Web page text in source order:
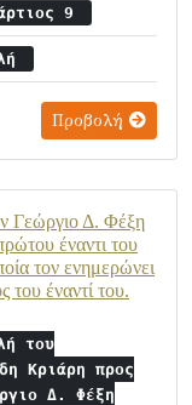
9
Προβολή
Γεώργιο Δ. Φέξη
έναντι του
τον ενημερώνει
του έναντί του.
του
Κριάρη προς
Δ. Φέξη